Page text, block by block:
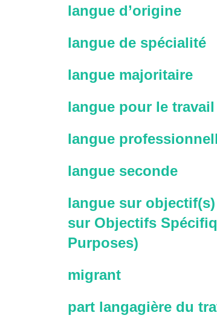
langue d’origine
langue de spécialité
langue majoritaire
langue pour le travail
langue
langue seconde
langue sur
sur Objectifs
Purposes)
migrant
part langagière du